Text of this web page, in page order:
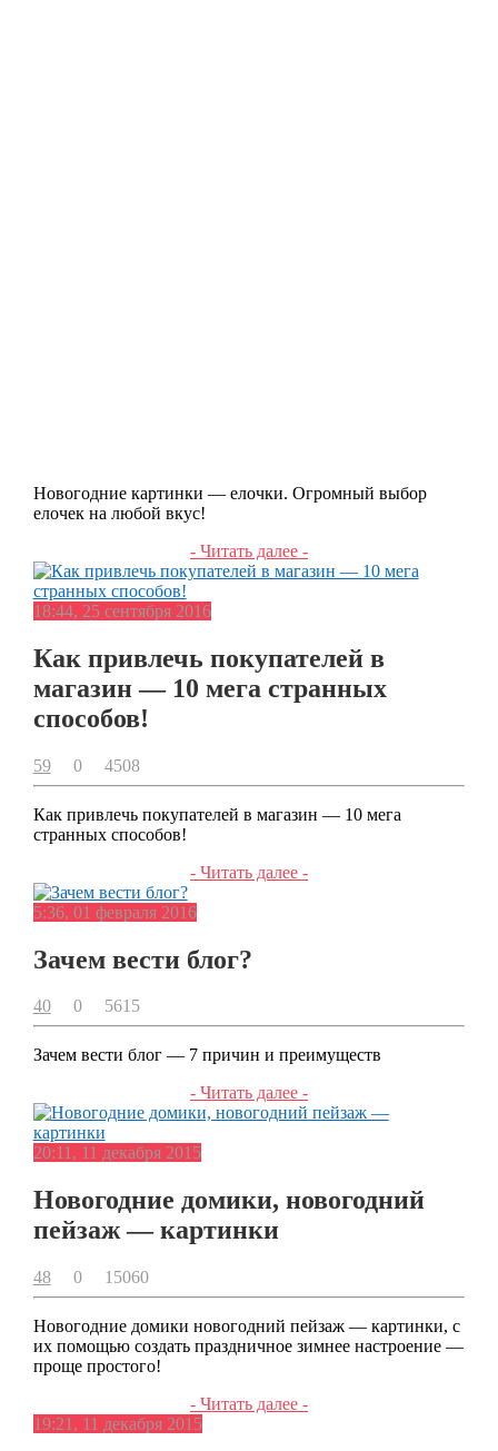
Новогодние картинки — елочки. Огромный выбор
елочек на любой вкус!
- Читать далее -
18:44, 25 сентября 2016
Как привлечь покупателей в
магазин — 10 мега странных
способов!
59 0 4508
Как привлечь покупателей в магазин — 10 мега
странных способов!
- Читать далее -
5:36, 01 февраля 2016
Зачем вести блог?
40 0 5615
Зачем вести блог — 7 причин и преимуществ
- Читать далее -
20:11, 11 декабря 2015
Новогодние домики, новогодний
пейзаж — картинки
48 0 15060
Новогодние домики новогодний пейзаж — картинки, с
их помощью создать праздничное зимнее настроение —
проще простого!
- Читать далее -
19:21, 11 декабря 2015